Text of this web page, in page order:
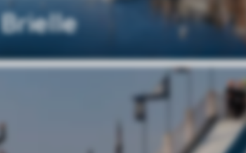
Brielle